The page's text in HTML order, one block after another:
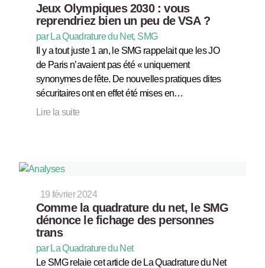
Jeux Olympiques 2030 : vous
reprendriez bien un peu de VSA ?
par La Quadrature du Net, SMG
II y a tout juste 1 an, le SMG rappelait que les JO
de Paris n’avaient pas été « uniquement
synonymes de fête. De nouvelles pratiques dites
sécuritaires ont en effet été mises en…
Lire la suite
19 février 2024
Comme la quadrature du net, le SMG
dénonce le fichage des personnes
trans
par La Quadrature du Net
Le SMG relaie cet article de La Quadrature du Net